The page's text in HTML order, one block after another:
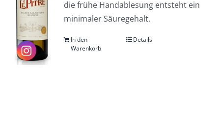
die frühe Handablesung entsteht ein
minimaler Säuregehalt.
In den
Warenkorb
Details